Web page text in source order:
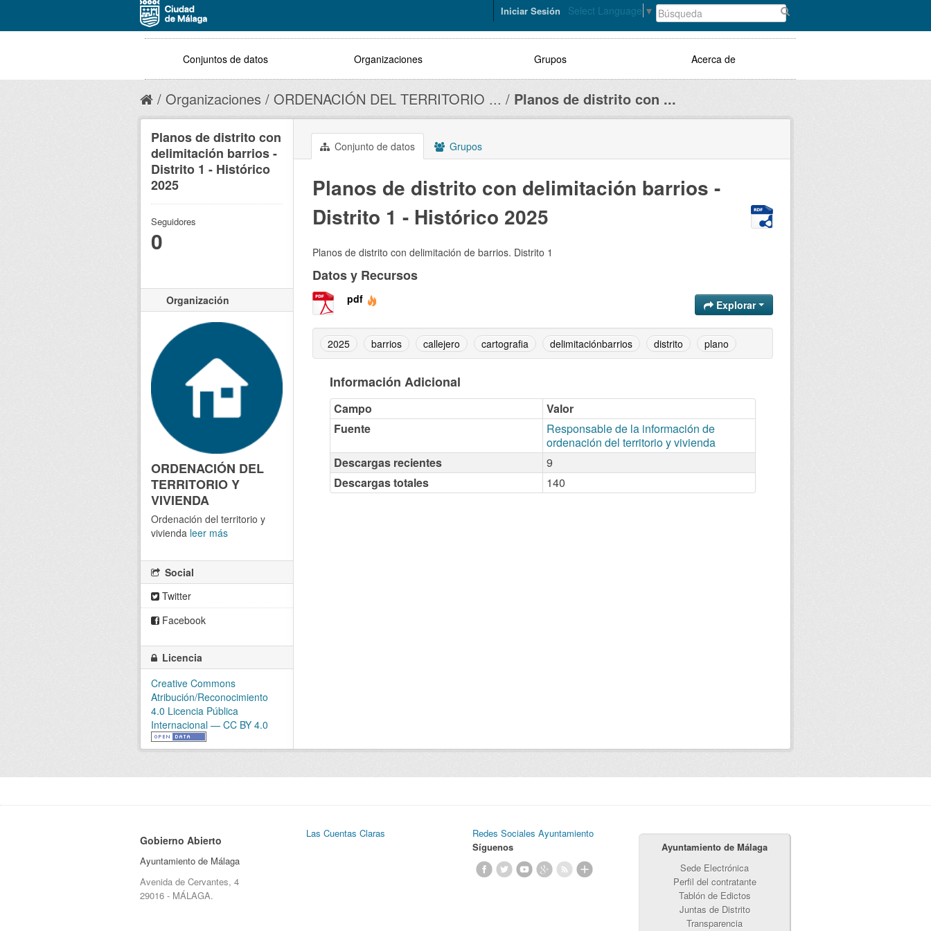
Select Language ▼
Iniciar Sesión
Conjuntos de datos Organizaciones Grupos Acerca de
Organizaciones ORDENACIÓN DEL TERRITORIO ... Planos de distrito con ...
Conjunto de datos Grupos
Planos de distrito con delimitación barrios -
Distrito 1 - Histórico 2025
Planos de distrito con delimitación de barrios. Distrito 1
Datos y Recursos
pdf Explorar
2025 barrios callejero cartografia delimitaciónbarrios distrito plano
Información Adicional
Campo
Valor
Fuente
Responsable de la información de
ordenación del territorio y vivienda
Descargas recientes
9
Descargas totales
140
Planos de distrito con
delimitación barrios -
Distrito 1 - Histórico
2025
Seguidores
0
Organización
ORDENACIÓN DEL
TERRITORIO Y
VIVIENDA
Ordenación del territorio y
vivienda leer más
Social
Twitter
Facebook
Licencia
Creative Commons
Atribución/Reconocimiento
4.0 Licencia Pública
Internacional — CC BY 4.0
Gobierno Abierto
Ayuntamiento de Málaga
Avenida de Cervantes, 4
29016 - MÁLAGA.
Las Cuentas Claras
Redes Sociales Ayuntamiento
Síguenos
Ayuntamiento de Málaga
Sede Electrónica
Perfil del contratante
Tablón de Edictos
Juntas de Distrito
Transparencia